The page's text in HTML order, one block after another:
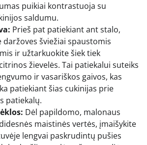
puikiai kontrastuoja su
saldumu.
Prieš pat patiekiant ant stalo,
daržoves šviežiai spaustomis
ir užtarkuokite šiek tiek
žievelės. Tai patiekalui suteiks
ir vasariškos gaivos, kas
patiekiant šias cukinijas prie
patiekalų.
Dėl papildomo, malonaus
maistinės vertės, įmaišykite
lengvai paskrudintų pušies